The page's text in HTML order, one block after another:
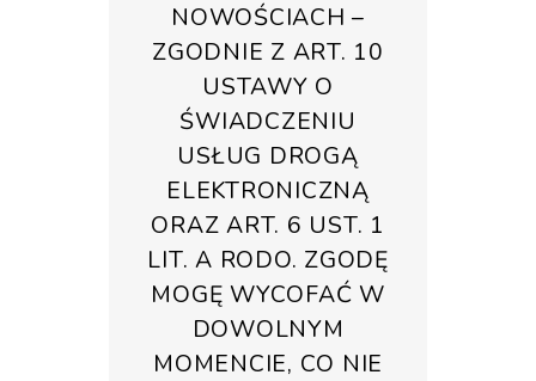
NOWOŚCIACH –
ZGODNIE Z ART. 10
USTAWY O
ŚWIADCZENIU
USŁUG DROGĄ
ELEKTRONICZNĄ
ORAZ ART. 6 UST. 1
LIT. A RODO. ZGODĘ
MOGĘ WYCOFAĆ W
DOWOLNYM
MOMENCIE, CO NIE